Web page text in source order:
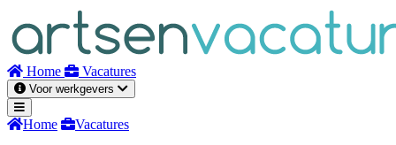
inhoud
Home Vacatures
Voor werkgevers
Home
Vacatures